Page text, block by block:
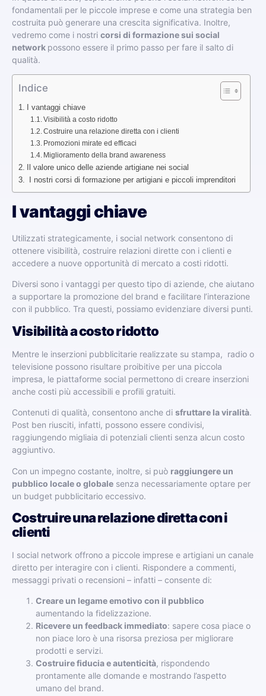
fondamentali per le piccole imprese e come una strategia ben
costruita può generare una crescita significativa. Inoltre,
vedremo come i nostri corsi di formazione sui social
network possono essere il primo passo per fare il salto di
qualità.
Indice
I vantaggi chiave
Visibilità a costo ridotto
Costruire una relazione diretta con i clienti
Promozioni mirate ed efficaci
Miglioramento della brand awareness
Il valore unico delle aziende artigiane nei social
I nostri corsi di formazione per artigiani e piccoli imprenditori
I vantaggi chiave
Utilizzati strategicamente, i social network consentono di
ottenere visibilità, costruire relazioni dirette con i clienti e
accedere a nuove opportunità di mercato a costi ridotti.
Diversi sono i vantaggi per questo tipo di aziende, che aiutano
a supportare la promozione del brand e facilitare l’interazione
con il pubblico. Tra questi, possiamo evidenziare diversi punti.
Visibilità a costo ridotto
Mentre le inserzioni pubblicitarie realizzate su stampa, radio o
televisione possono risultare proibitive per una piccola
impresa, le piattaforme social permettono di creare inserzioni
anche costi più accessibili e profili gratuiti.
Contenuti di qualità, consentono anche di sfruttare la viralità.
Post ben riusciti, infatti, possono essere condivisi,
raggiungendo migliaia di potenziali clienti senza alcun costo
aggiuntivo.
Con un impegno costante, inoltre, si può raggiungere un
pubblico locale o globale senza necessariamente optare per
un budget pubblicitario eccessivo.
Costruire una relazione diretta con i
clienti
I social network offrono a piccole imprese e artigiani un canale
diretto per interagire con i clienti. Rispondere a commenti,
messaggi privati o recensioni – infatti – consente di:
Creare un legame emotivo con il pubblico
aumentando la fidelizzazione.
Ricevere un feedback immediato: sapere cosa piace o
non piace loro è una risorsa preziosa per migliorare
prodotti e servizi.
Costruire fiducia e autenticità, rispondendo
prontamente alle domande e mostrando l’aspetto
umano del brand.